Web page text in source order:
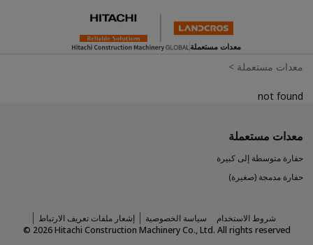
معدات مستعملة
معدات مستعملة >
not found
معدات مستعملة
حفارة متوسطة إلى كبيرة
حفارة مدمجة (صغيرة)
شروط الاستخدام سياسة الخصوصية
إشعار ملفات تعريف الارتباط
© 2026Hitachi Construction Machinery Co., Ltd. All rights reserved